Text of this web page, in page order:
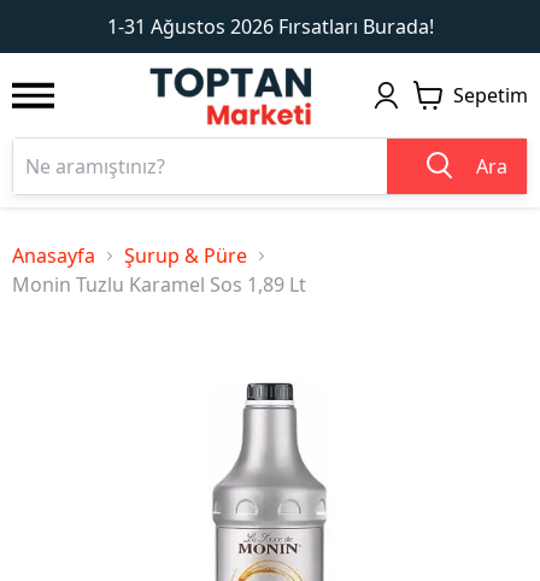
1-31 Ağustos 2026 Fırsatları Burada!
1 2
Sepetim
Ara
Anasayfa
Şurup & Püre
Monin Tuzlu Karamel Sos 1,89 Lt